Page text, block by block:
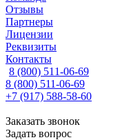
Отзывы
Партнеры
Лицензии
Реквизиты
Контакты
8 (800) 511-06-69
8 (800) 511-06-69
+7 (917) 588-58-60
Заказать звонок
Задать вопрос